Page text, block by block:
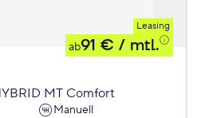
Leasing
ab91 € / mtl.
MT Comfort
Manuell